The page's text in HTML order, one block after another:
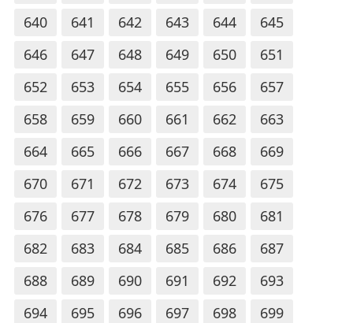
640
641 642 643 644
645
646
647 648 649 650
651
652
653 654 655 656
657
658
659 660 661 662
663
664
665 666 667 668
669
670
671 672 673 674
675
676
677 678 679 680
681
682
683 684 685 686
687
688
689 690 691 692
693
694
695 696 697 698 699